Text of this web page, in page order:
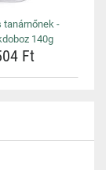
tanárnőnek -
140g
Ft